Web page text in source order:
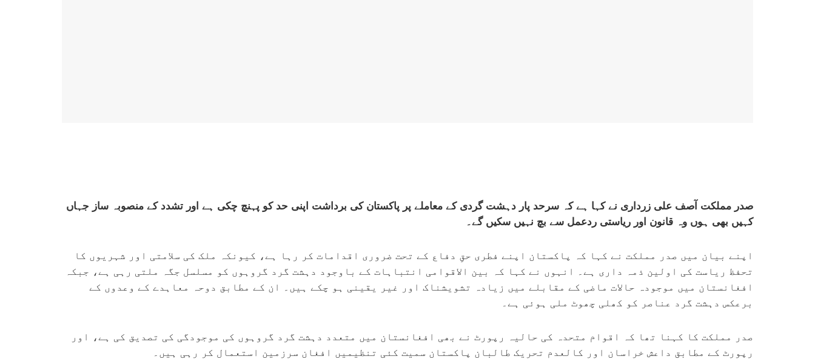
صدر مملکت آصف علی زرداری نے کہا ہے کہ سرحد پار دہشت گردی کے معاملے پر پاکستان کی برداشت اپنی حد کو پہنچ چکی ہے اور تشدد کے منصوبہ ساز جہاں
کہیں بھی ہوں وہ قانون اور ریاستی ردعمل سے بچ نہیں سکیں گے۔
اپنے بیان میں صدر مملکت نے کہا کہ پاکستان اپنے فطری حقِ دفاع کے تحت ضروری اقدامات کر رہا ہے، کیونکہ ملک کی سلامتی اور شہریوں کا
تحفظ ریاست کی اولین ذمہ داری ہے۔ انہوں نے کہا کہ بین الاقوامی انتباہات کے باوجود دہشت گرد گروہوں کو مسلسل جگہ ملتی رہی ہے، جبکہ
افغانستان میں موجودہ حالات ماضی کے مقابلے میں زیادہ تشویشناک اور غیر یقینی ہو چکے ہیں۔ ان کے مطابق دوحہ معاہدے کے وعدوں کے
برعکس دہشت گرد عناصر کو کھلی چھوٹ ملی ہوئی ہے۔
صدر مملکت کا کہنا تھا کہ اقوام متحدہ کی حالیہ رپورٹ نے بھی افغانستان میں متعدد دہشت گرد گروہوں کی موجودگی کی تصدیق کی ہے، اور
رپورٹ کے مطابق داعش خراسان اور کالعدم تحریک طالبان پاکستان سمیت کئی تنظیمیں افغان سرزمین استعمال کر رہی ہیں۔